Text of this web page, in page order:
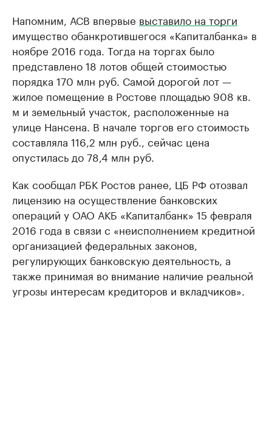
Напомним, АСВ впервые выставило на торги
имущество обанкротившегося «Капиталбанка» в
ноябре 2016 года. Тогда на торгах было
представлено 18 лотов общей стоимостью
порядка 170 млн руб. Самой дорогой лот —
жилое помещение в Ростове площадью 908 кв.
м и земельный участок, расположенные на
улице Нансена. В начале торгов его стоимость
составляла 116,2 млн руб., сейчас цена
опустилась до 78,4 млн руб.
Как сообщал РБК Ростов ранее, ЦБ РФ отозвал
лицензию на осуществление банковских
операций у ОАО АКБ «Капиталбанк» 15 февраля
2016 года в связи с «неисполнением кредитной
организацией федеральных законов,
регулирующих банковскую деятельность, а
также принимая во внимание наличие реальной
угрозы интересам кредиторов и вкладчиков».